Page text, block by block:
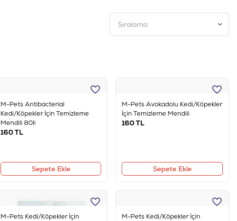
M-Pets Antibacterial
Kedi/Köpekler İçin Temizleme
Mendili 80li
160TL
Sepete Ekle
M-Pets Avokadolu Kedi/Köpekler
İçin Temizleme Mendili
160TL
Sepete Ekle
M-Pets Kedi/Köpekler İçin
M-Pets Kedi/Köpekler İçin